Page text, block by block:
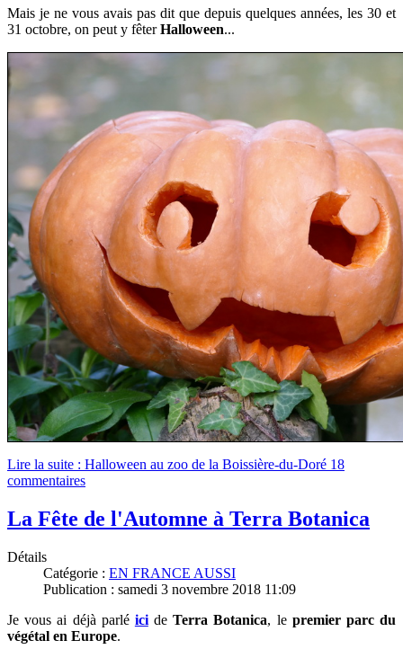
Mais je ne vous avais pas dit que depuis quelques années, les 30 et
31 octobre, on peut y fêterHalloween...
Lire la suite : Halloween au zoo de la Boissière-du-Doré 18
commentaires
La Fête de l'Automne à Terra Botanica
Détails
Catégorie : EN FRANCE AUSSI
Publication : samedi 3 novembre 2018 11:09
Je vous ai déjà parlé ici deTerra Botanica, le premier parc du
végétal en Europe.